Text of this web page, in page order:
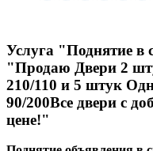
Услуга "Поднятие в
"Продаю Двери 2
210/110 и 5 штук
90/200Все двери с
цене!"